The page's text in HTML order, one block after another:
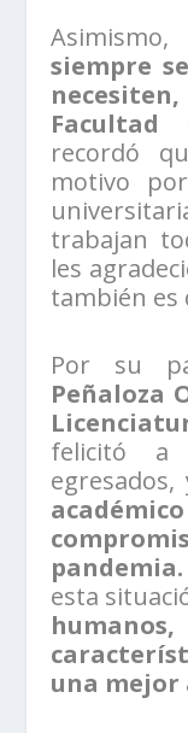
Asimismo,
siempre
Facultad
recordó
motivo
trabajan
les
también es
Por su
Peñaloza
felicitó a
egresados,
pandemia.
esta
una mejor